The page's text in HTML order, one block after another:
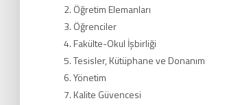
Öğretim Elemanları
Öğrenciler
Fakülte-Okul İşbirliği
Tesisler, Kütüphane ve Donanım
Yönetim
Kalite Güvencesi